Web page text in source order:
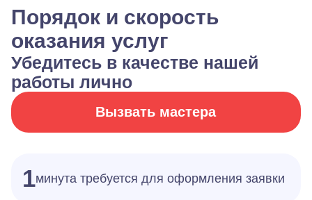
Порядок и скорость
оказания услуг
Убедитесь в качестве нашей
работы лично
Вызвать мастера
1минута требуется для оформления заявки